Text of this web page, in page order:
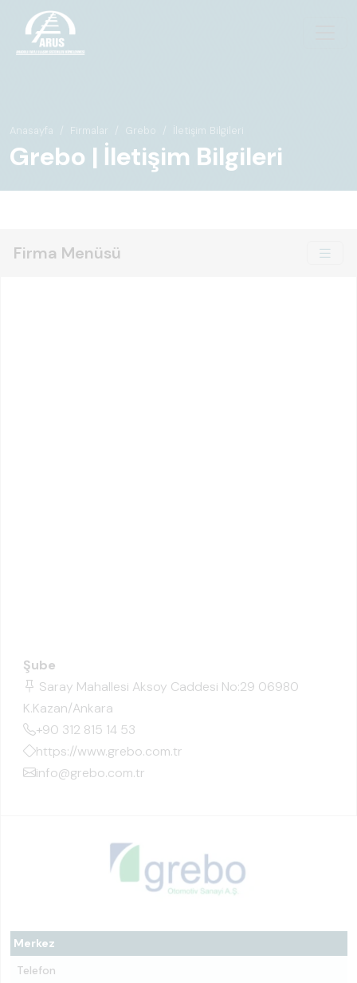
Anasayfa Firmalar Grebo İletişim Bilgileri
Grebo | İletişim Bilgileri
Firma Menüsü
Merkez
Telefon
Şube
Saray Mahallesi Aksoy Caddesi No:29 06980
K.Kazan/Ankara
+90 312 815 14 53
https://www.grebo.com.tr
info@grebo.com.tr